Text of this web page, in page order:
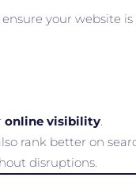
your website
online visibility.
rank better on
disruptions.